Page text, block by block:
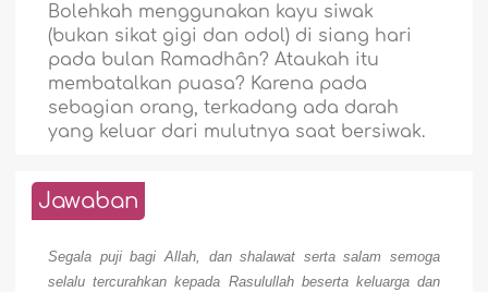
Bolehkah menggunakan kayu siwak
(bukan sikat gigi dan odol) di siang hari
pada bulan Ramadhân? Ataukah itu
membatalkan puasa? Karena pada
sebagian orang, terkadang ada darah
yang keluar dari mulutnya saat bersiwak.
Jawaban
Segala puji bagi Allah, dan shalawat serta salam semoga
selalu tercurahkan kepada Rasulullah beserta keluarga dan